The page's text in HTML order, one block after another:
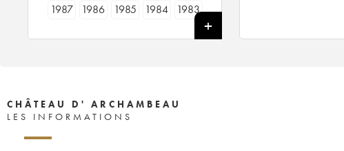
1987
1986 1985 1984
1983
CHÂTEAU D' ARCHAMBEAU
LES INFORMATIONS